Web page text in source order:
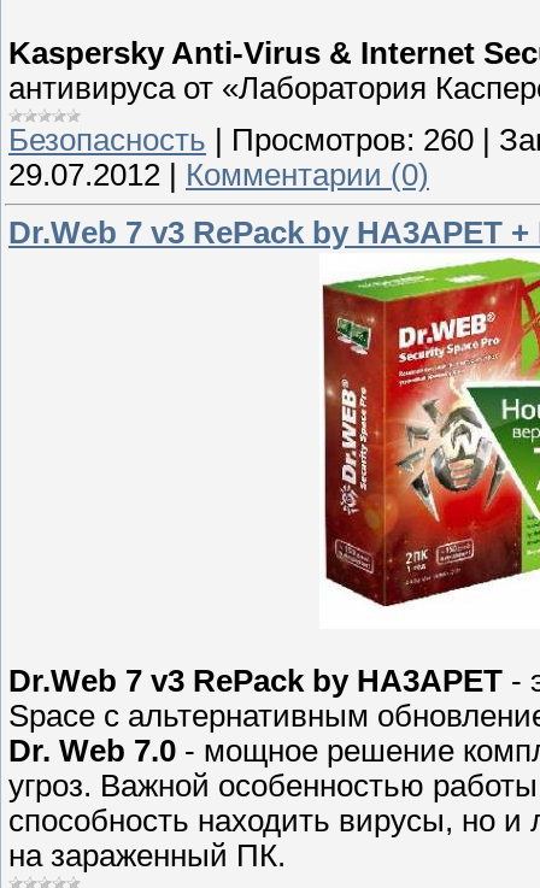
Kaspersky Anti-Virus & Internet
антивируса от «Лаборатория
Безопасность
Просмотров: 260
29.07.2012
Комментарии (0)
Dr.Web 7 v3 RePack by HA3APET
Dr.Web 7 v3 RePack by HA3APET -
Space с альтернативным
Dr. Web 7.0 - мощное решение
угроз. Важной особенностью
способность находить вирусы, но
на зараженный ПК.